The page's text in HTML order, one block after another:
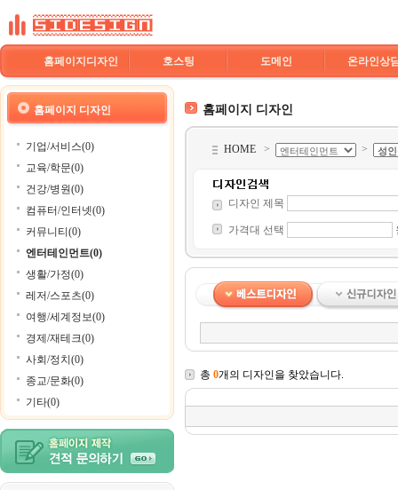
홈페이지디자인 호스팅 도메인 온라인상
홈페이지 디자인
기업/서비스(0)
교육/학문(0)
건강/병원(0)
컴퓨터/인터넷(0)
커뮤니티(0)
엔터테인먼트(0)
생활/가정(0)
레저/스포츠(0)
여행/세계정보(0)
경제/재테크(0)
사회/정치(0)
종교/문화(0)
기타(0)
홈페이지 디자인
HOME > >
디자인 제목
가격대 선택
총 0개의 디자인을 찾았습니다.